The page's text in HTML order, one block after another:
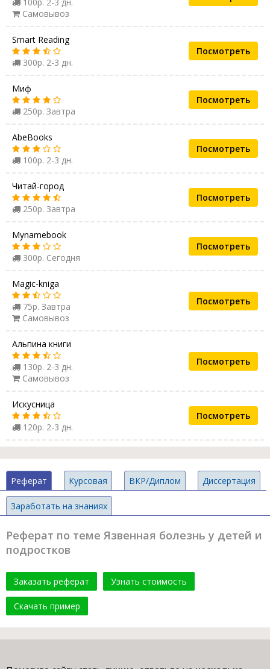
100р. 2-3 дн.
Самовывоз
Smart Reading
300р. 2-3 дн.
Посмотреть
Миф
250р. Завтра
Посмотреть
AbeBooks
100р. 2-3 дн.
Посмотреть
Читай-город
250р. Завтра
Посмотреть
Mynamebook
300р. Сегодня
Посмотреть
Magic-kniga
75р. Завтра
Самовывоз
Посмотреть
Альпина книги
130р. 2-3 дн.
Самовывоз
Посмотреть
Искусница
120р. 2-3 дн.
Посмотреть
Реферат Курсовая ВКР/Диплом Диссертация
Заработать на знаниях
Реферат по теме Язвенная болезнь у детей и
подростков
Заказать реферат Узнать стоимость
Скачать пример